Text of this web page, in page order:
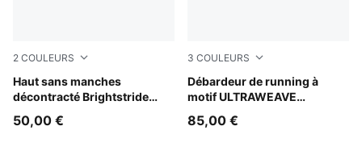
2 COULEURS
Haut sans manches
décontracté Brightstride
Puma Black
50,00 €
3 COULEURS
Débardeur de running à
motif ULTRAWEAVE
Inky Depths
85,00 €